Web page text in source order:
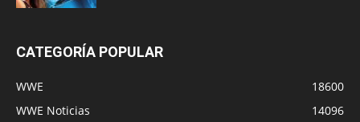
CATEGORÍA POPULAR
WWE
18600
WWE Noticias
14096